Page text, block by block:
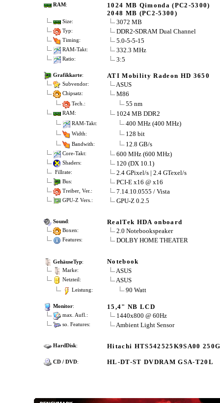
RAM:
1024 MB Qimonda (PC2-5300)
2048 MB (PC2-5300)
Size: 3072 MB
Typ: DDR2-SDRAM Dual Channel
Timing: 5.0-5-5-15
RAM-Takt: 332.3 MHz
Ratio: 3:5
Grafikkarte: ATI Mobility Radeon HD 3650
Subvendor: ASUS
Chipsatz: M86
Tech.: 55 nm
RAM: 1024 MB DDR2
RAM-Takt: 400 MHz (400 MHz)
Width: 128 bit
Bandwith: 12.8 GB/s
Core-Takt: 600 MHz (600 MHz)
Shaders: 120 (DX 10.1)
Fillrate: 2.4 GPixel/s | 2.4 GTexel/s
Bus: PCI-E x16 @ x16
Treiber, Ver.: 7.14.10.0555 / Vista
GPU-Z Vers.: GPU-Z 0.2.5
Sound: RealTek HDA onboard
Boxen: 2.0 Notebookspeaker
Features: DOLBY HOME THEATER
GehäuseTyp: Notebook
Marke: ASUS
Netzteil: ASUS
Leistung: 90 Watt
Monitor: 15,4" NB LCD
max. Aufl.: 1440x800 @ 60Hz
so. Features: Ambient Light Sensor
HardDisk: Hitachi HTS542525K9SA00
CD / DVD: HL-DT-ST DVDRAM GSA-T20L